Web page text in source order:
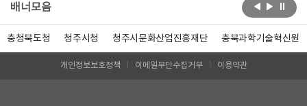
배너모음
충청북도청 청주시청 청주시문화산업진흥재단 충북과학기술혁신원
개인정보보호정책 이메일무단수집거부 이용약관